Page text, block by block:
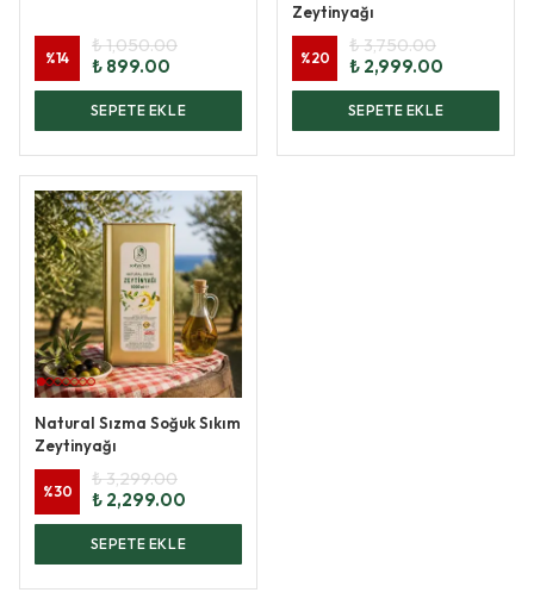
%14
₺ 1,050.00
₺ 899.00
SEPETE EKLE
Zeytinyağı
%20
₺ 3,750.00
₺ 2,999.00
SEPETE EKLE
Natural Sızma Soğuk Sıkım
Zeytinyağı
%30
₺ 3,299.00
₺ 2,299.00
SEPETE EKLE